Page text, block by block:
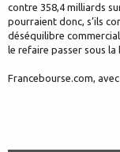
contre 358,4 milliards
pourraient donc, s’ils
déséquilibre
le refaire passer sous
Francebourse.com, avec